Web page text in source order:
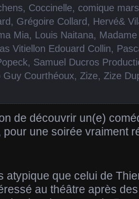
, Coccinelle, comique
, Grégoire Collard, Hervé&
Mia, Louis Naitana,
Vitiellon Edouard Collin,
, Samuel Ducros
Guy Courthéoux, Zize, Zize
de découvrir un(e)
pour une soirée vraiment
atypique que celui de
au théâtre après